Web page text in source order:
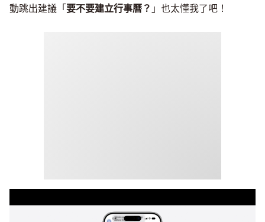
動跳出建議「要不要建立行事曆？ 」也太懂我了吧！